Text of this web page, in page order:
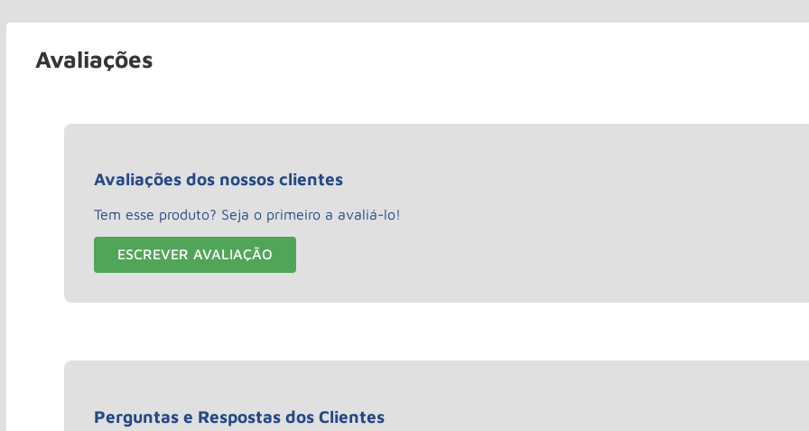
Avaliações
Avaliações dos nossos clientes
Tem esse produto? Seja o primeiro a avaliá-lo!
ESCREVER AVALIAÇÃO
Perguntas e Respostas dos Clientes